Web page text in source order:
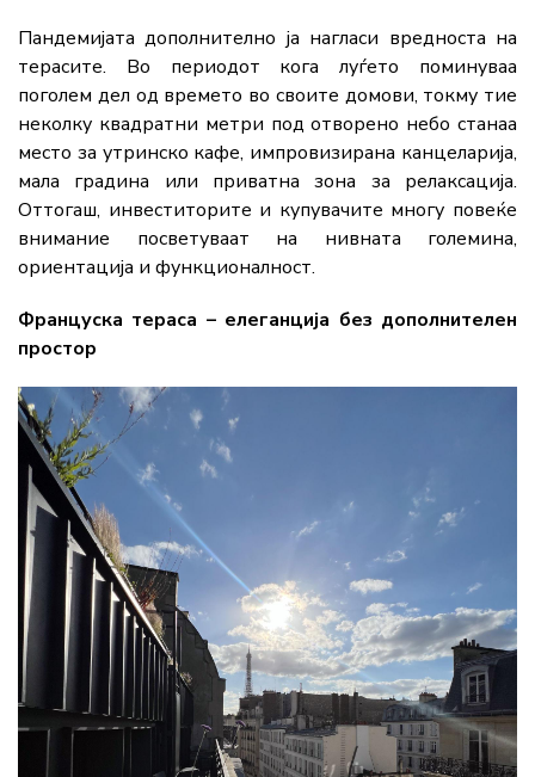
Пандемијата дополнително ја нагласи вредноста на
терасите. Во периодот кога луѓето поминуваа
поголем дел од времето во своите домови, токму тие
неколку квадратни метри под отворено небо станаа
место за утринско кафе, импровизирана канцеларија,
мала градина или приватна зона за релаксација.
Оттогаш, инвеститорите и купувачите многу повеќе
внимание посветуваат на нивната големина,
ориентација и функционалност.
Француска тераса – елеганција без дополнителен
простор